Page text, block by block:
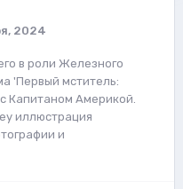
2024
в роли Железного
'Первый мститель:
Капитаном Америкой.
иллюстрация
и